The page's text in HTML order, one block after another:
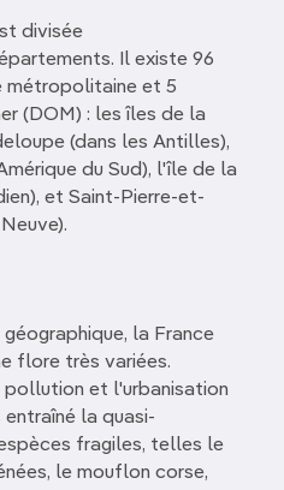
divisée
Il existe 96
métropolitaine et 5
(DOM) : les îles de la
(dans les Antilles),
du Sud), l'île de la
et Saint-Pierre-et-
la France
flore très variées.
pollution et l'urbanisation
la quasi-
fragiles, telles le
le mouflon corse,